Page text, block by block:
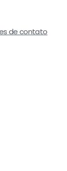
de contato